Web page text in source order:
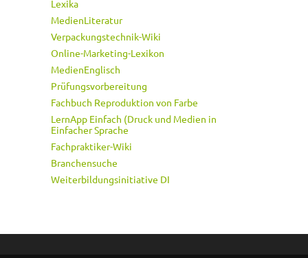
Lexika
MedienLiteratur
Verpackungstechnik-Wiki
Online-Marketing-Lexikon
MedienEnglisch
Prüfungsvorbereitung
Fachbuch Reproduktion von Farbe
LernApp Einfach (Druck und Medien in
Einfacher Sprache
Fachpraktiker-Wiki
Branchensuche
Weiterbildungsinitiative DI